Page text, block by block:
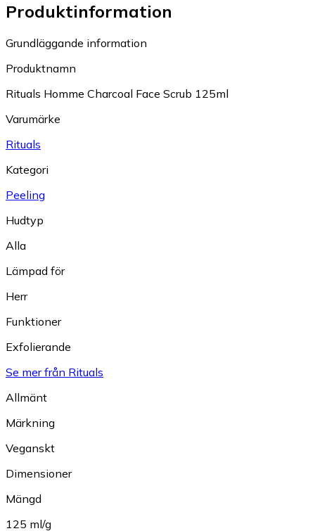
Produktinformation
Grundläggande information
Produktnamn
Rituals Homme Charcoal Face Scrub 125ml
Varumärke
Rituals
Kategori
Peeling
Hudtyp
Alla
Lämpad för
Herr
Funktioner
Exfolierande
Se mer från Rituals
Allmänt
Märkning
Veganskt
Dimensioner
Mängd
125 ml/g